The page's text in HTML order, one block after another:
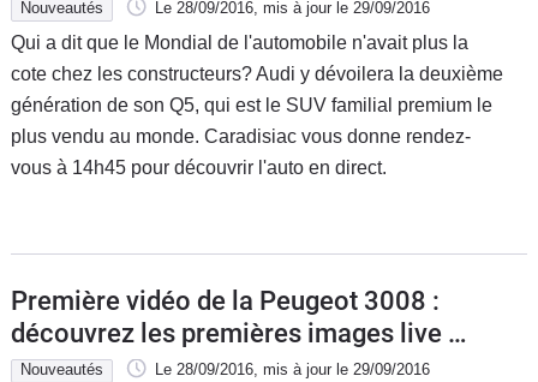
Nouveautés Le 28/09/2016, mis à jour le 29/09/2016
Qui a dit que le Mondial de l'automobile n'avait plus la
cote chez les constructeurs? Audi y dévoilera la deuxième
génération de son Q5, qui est le SUV familial premium le
plus vendu au monde. Caradisiac vous donne rendez-
vous à 14h45 pour découvrir l'auto en direct.
Première vidéo de la Peugeot 3008 :
découvrez les premières images live en
direct du Mondial de l'auto 2016
Nouveautés Le 28/09/2016, mis à jour le 29/09/2016